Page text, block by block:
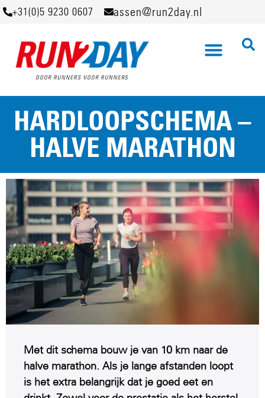
+31(0)5 9230 0607 assen@run2day.nl
HARDLOOPSCHEMA –
HALVE MARATHON
Met dit schema bouw je van 10 km naar de
halve marathon. Als je lange afstanden loopt
is het extra belangrijk dat je goed eet en